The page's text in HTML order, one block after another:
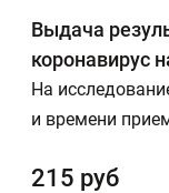
Выдача
коронавирус
На
и времени
215 руб